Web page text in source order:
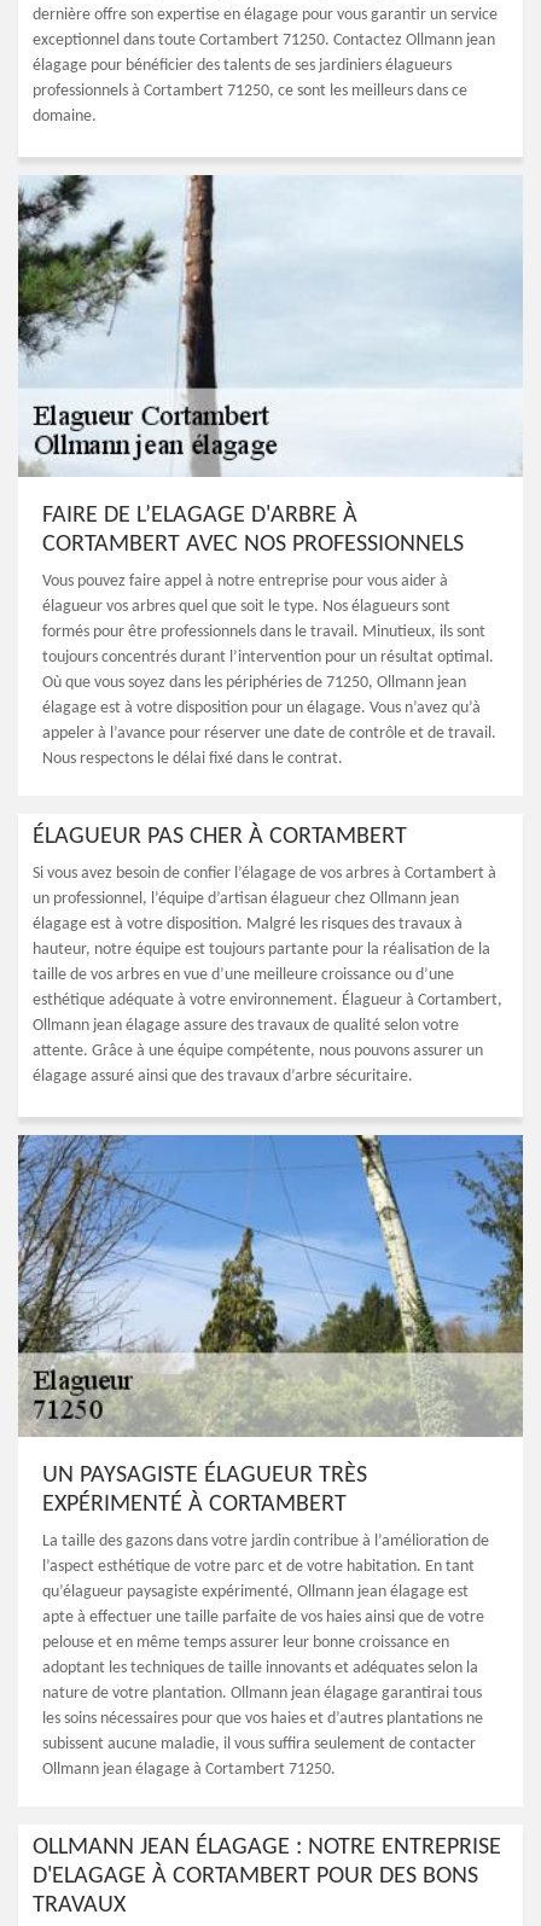
dernière offre son expertise en élagage pour vous garantir un service
exceptionnel dans toute Cortambert 71250. Contactez Ollmann jean
élagage pour bénéficier des talents de ses jardiniers élagueurs
professionnels à Cortambert 71250, ce sont les meilleurs dans ce
domaine.
FAIRE DE L’ELAGAGE D'ARBRE À
CORTAMBERT AVEC NOS PROFESSIONNELS
Vous pouvez faire appel à notre entreprise pour vous aider à
élagueur vos arbres quel que soit le type. Nos élagueurs sont
formés pour être professionnels dans le travail. Minutieux, ils sont
toujours concentrés durant l’intervention pour un résultat optimal.
Où que vous soyez dans les périphéries de 71250, Ollmann jean
élagage est à votre disposition pour un élagage. Vous n’avez qu’à
appeler à l’avance pour réserver une date de contrôle et de travail.
Nous respectons le délai fixé dans le contrat.
ÉLAGUEUR PAS CHER À CORTAMBERT
Si vous avez besoin de confier l’élagage de vos arbres à Cortambert à
un professionnel, l’équipe d’artisan élagueur chez Ollmann jean
élagage est à votre disposition. Malgré les risques des travaux à
hauteur, notre équipe est toujours partante pour la réalisation de la
taille de vos arbres en vue d’une meilleure croissance ou d’une
esthétique adéquate à votre environnement. Élagueur à Cortambert,
Ollmann jean élagage assure des travaux de qualité selon votre
attente. Grâce à une équipe compétente, nous pouvons assurer un
élagage assuré ainsi que des travaux d’arbre sécuritaire.
UN PAYSAGISTE ÉLAGUEUR TRÈS
EXPÉRIMENTÉ À CORTAMBERT
La taille des gazons dans votre jardin contribue à l’amélioration de
l’aspect esthétique de votre parc et de votre habitation. En tant
qu’élagueur paysagiste expérimenté, Ollmann jean élagage est
apte à effectuer une taille parfaite de vos haies ainsi que de votre
pelouse et en même temps assurer leur bonne croissance en
adoptant les techniques de taille innovants et adéquates selon la
nature de votre plantation. Ollmann jean élagage garantirai tous
les soins nécessaires pour que vos haies et d’autres plantations ne
subissent aucune maladie, il vous suffira seulement de contacter
Ollmann jean élagage à Cortambert 71250.
OLLMANN JEAN ÉLAGAGE : NOTRE ENTREPRISE
D'ELAGAGE À CORTAMBERT POUR DES BONS
TRAVAUX